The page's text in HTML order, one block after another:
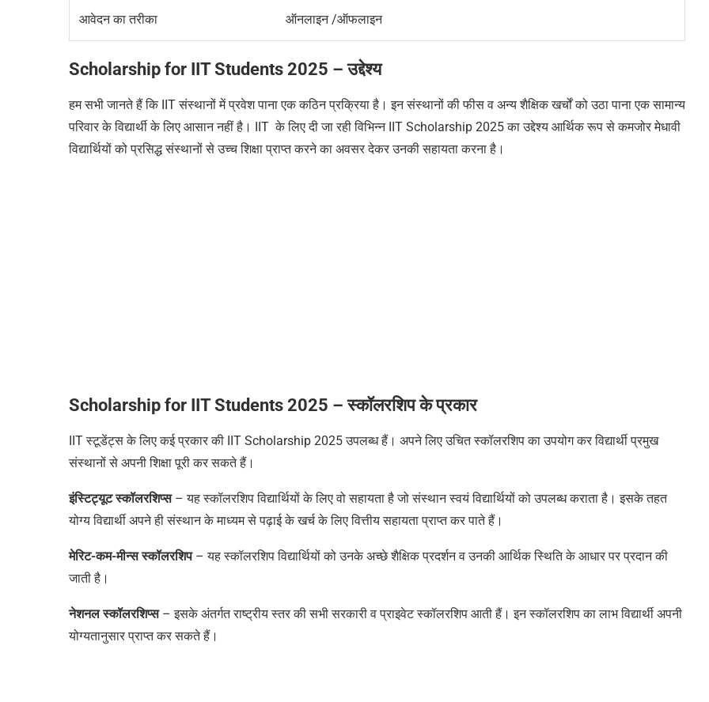
आवेदन का तरीका ऑनलाइन /ऑफलाइन
Scholarship for IIT Students 2025 –उद्देश्य
हम सभी जानते हैं कि IITसंस्थानों में प्रवेश पाना एक कठिन प्रक्रिया है। इन संस्थानों की फीस व अन्य शैक्षिक खर्चों को उठा पाना एक सामान्य
परिवार के विद्यार्थी के लिए आसान नहीं है। IITके लिए दी जा रही विभिन्न IIT Scholarship 2025का उद्देश्य आर्थिक रूप से कमजोर मेधावी
विद्यार्थियों को प्रसिद्ध संस्थानों से उच्च शिक्षा प्राप्त करने का अवसर देकर उनकी सहायता करना है।
Scholarship for IIT Students 2025 –स्कॉलरशिप के प्रकार
IITस्टूडेंट्स के लिए कई प्रकार की IIT Scholarship 2025उपलब्ध हैं। अपने लिए उचित स्कॉलरशिप का उपयोग कर विद्यार्थी प्रमुख
संस्थानों से अपनी शिक्षा पूरी कर सकते हैं।
इंस्टिट्यूट स्कॉलरशिप्स– यह स्कॉलरशिप विद्यार्थियों के लिए वो सहायता है जो संस्थान स्वयं विद्यार्थियों को उपलब्ध कराता है। इसके तहत
योग्य विद्यार्थी अपने ही संस्थान के माध्यम से पढ़ाई के खर्च के लिए वित्तीय सहायता प्राप्त कर पाते हैं।
मेरिट-कम-मीन्स स्कॉलरशिप– यह स्कॉलरशिप विद्यार्थियों को उनके अच्छे शैक्षिक प्रदर्शन व उनकी आर्थिक स्थिति के आधार पर प्रदान की
जाती है।
नेशनल स्कॉलरशिप्स– इसके अंतर्गत राष्ट्रीय स्तर की सभी सरकारी व प्राइवेट स्कॉलरशिप आती हैं। इन स्कॉलरशिप का लाभ विद्यार्थी अपनी
योग्यतानुसार प्राप्त कर सकते हैं।